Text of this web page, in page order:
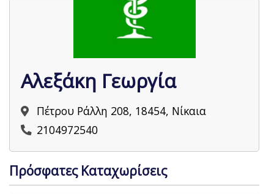
Αλεξάκη Γεωργία
Πέτρου Ράλλη 208, 18454, Νίκαια
2104972540
Πρόσφατες Καταχωρίσεις